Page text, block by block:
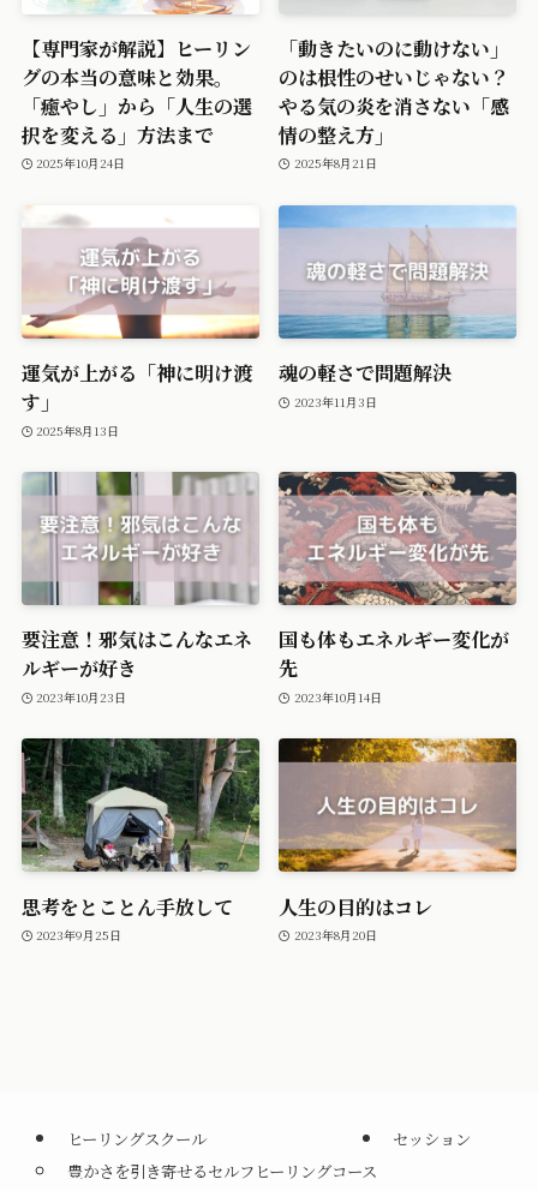
【専門家が解説】ヒーリン
グの本当の意味と効果。
「癒やし」から「人生の選
択を変える」方法まで
2025年10月24日
「動きたいのに動けない」
のは根性のせいじゃない？
やる気の炎を消さない「感
情の整え方」
2025年8月21日
運気が上がる「神に明け渡
す」
2025年8月13日
魂の軽さで問題解決
2023年11月3日
要注意！邪気はこんなエネ
ルギーが好き
2023年10月23日
国も体もエネルギー変化が
先
2023年10月14日
思考をとことん手放して
2023年9月25日
人生の目的はコレ
2023年8月20日
ヒーリングスクール
豊かさを引き寄せるセルフヒーリングコース
セッション